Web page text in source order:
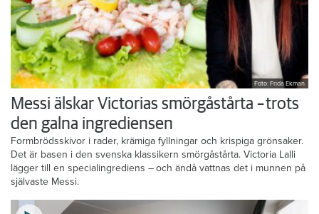
Foto: Frida Ekman
Messi älskar Victorias smörgåstårta – trots
den galna ingrediensen
Formbrödsskivor i rader, krämiga fyllningar och krispiga grönsaker.
Det är basen i den svenska klassikern smörgåstårta. Victoria Lalli
lägger till en specialingrediens – och ändå vattnas det i munnen på
självaste Messi.